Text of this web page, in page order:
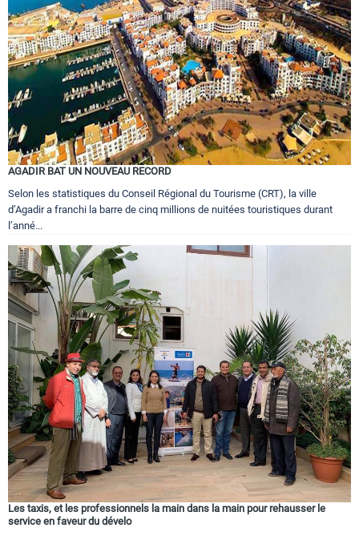
AGADIR BAT UN NOUVEAU RECORD
Selon les statistiques du Conseil Régional du Tourisme (CRT), la ville
d’Agadir a franchi la barre de cinq millions de nuitées touristiques durant
l’anné...
Les taxis, et les professionnels la main dans la main pour rehausser le
service en faveur du dévelo